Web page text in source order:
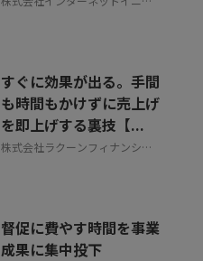
すぐに効果が出る。手間
も時間もかけずに売上げ
を即上げする裏技【...
株式会社ラクーンフィナンシャ
督促に費やす時間を事業
成果に集中投下